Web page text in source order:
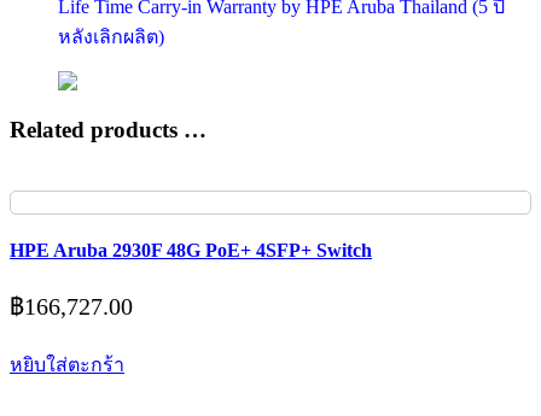
Life Time Carry-in Warranty by HPE Aruba Thailand (5 ปี
หลังเลิกผลิต)
Related products …
HPE Aruba 2930F 48G PoE+ 4SFP+ Switch
฿166,727.00
หยิบใส่ตะกร้า